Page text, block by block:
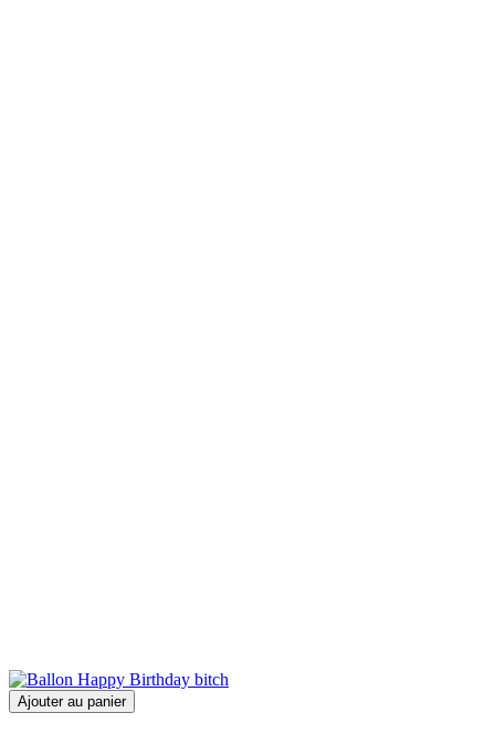
Ajouter au panier